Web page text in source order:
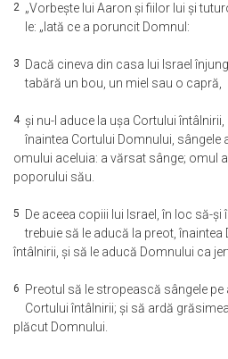
2 „Vorbeşte lui Aaron şi fiilor lui şi
le: „Iată ce a poruncit Domnul:
3 Dacă cineva din casa lui Israel
tabără un bou, un miel sau o capră,
4 şi nu-l aduce la uşa Cortului
înaintea Cortului Domnului, sângele
omului aceluia: a vărsat sânge; omul
poporului său.
5 De aceea copiii lui Israel, în loc să-şi
trebuie să le aducă la preot,
întâlnirii, şi să le aducă Domnului ca
6 Preotul să le stropească sângele pe
Cortului întâlnirii; şi să ardă
plăcut Domnului.